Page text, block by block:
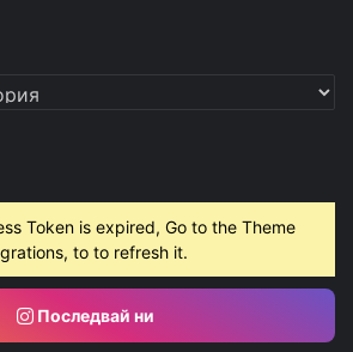
Token is expired, Go to the Theme
to to refresh it.
Последвай ни